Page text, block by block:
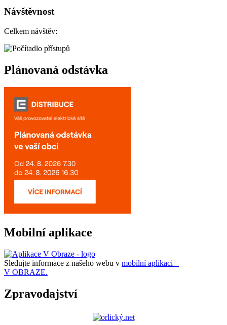
Návštěvnost
Celkem návštěv:
Plánovaná odstávka
Mobilní aplikace
Sledujte informace z našeho webu v mobilní aplikaci –
V OBRAZE.
Zpravodajství